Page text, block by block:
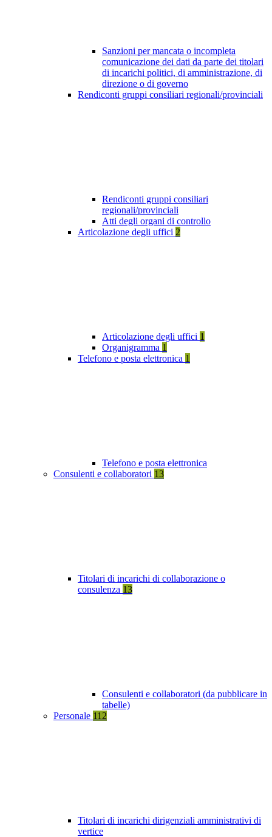
Sanzioni per mancata o incompleta
comunicazione dei dati da parte dei titolari
di incarichi politici, di amministrazione, di
direzione o di governo
Rendiconti gruppi consiliari regionali/provinciali
Rendiconti gruppi consiliari
regionali/provinciali
Atti degli organi di controllo
Articolazione degli uffici 2
Articolazione degli uffici 1
Organigramma 1
Telefono e posta elettronica 1
Telefono e posta elettronica
Consulenti e collaboratori 13
Titolari di incarichi di collaborazione o
consulenza 13
Consulenti e collaboratori (da pubblicare in
tabelle)
Personale 112
Titolari di incarichi dirigenziali amministrativi di
vertice